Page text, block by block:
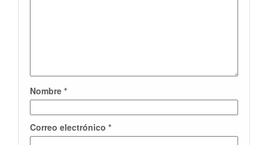
Nombre *
Correo electrónico *